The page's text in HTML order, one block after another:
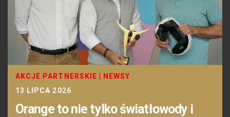
AKCJE PARTNERSKIE
NEWSY
13 LIPCA 2026
Orange to nie tylko światłowody i